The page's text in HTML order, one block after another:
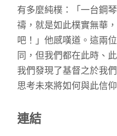
有多麼純樸：「一台鋼
禱，就是如此樸實無華
吧！」他感嘆道。這兩
同，但我們都在此時、
我們發現了基督之於我
思考未來將如何與此信
連結